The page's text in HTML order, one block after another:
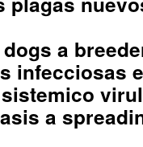
a
infecciosas
a